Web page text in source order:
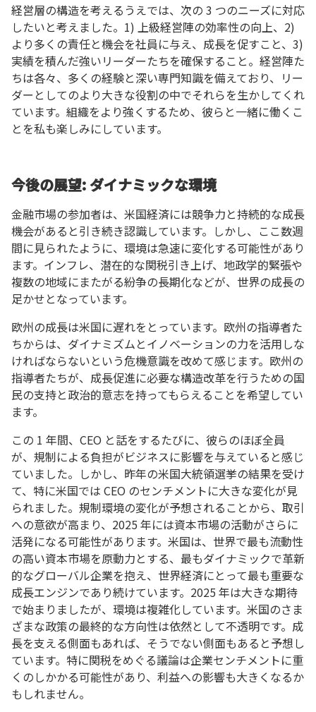
経営層の構造を考えるうえでは、次の 3 つのニーズに対応
したいと考えました。1) 上級経営陣の効率性の向上、2)
より多くの責任と機会を社員に与え、成長を促すこと、3)
実績を積んだ強いリーダーたちを確保すること。経営陣た
ちは各々、多くの経験と深い専門知識を備えており、リー
ダーとしてのより大きな役割の中でそれらを生かしてくれ
ています。組織をより強くするため、彼らと一緒に働くこ
とを私も楽しみにしています。
今後の展望: ダイナミックな環境
金融市場の参加者は、米国経済には競争力と持続的な成長
機会があると引き続き認識しています。しかし、ここ数週
間に見られたように、環境は急速に変化する可能性があり
ます。インフレ、潜在的な関税引き上げ、地政学的緊張や
複数の地域にまたがる紛争の長期化などが、世界の成長の
足かせとなっています。
欧州の成長は米国に遅れをとっています。欧州の指導者た
ちからは、ダイナミズムとイノベーションの力を活用しな
ければならないという危機意識を改めて感じます。欧州の
指導者たちが、成長促進に必要な構造改革を行うための国
民の支持と政治的意志を持ってもらえることを希望してい
ます。
この 1 年間、CEO と話をするたびに、彼らのほぼ全員
が、規制による負担がビジネスに影響を与えていると感じ
ていました。しかし、昨年の米国大統領選挙の結果を受け
て、特に米国では CEO のセンチメントに大きな変化が見
られました。規制環境の変化が予想されることから、取引
への意欲が高まり、2025 年には資本市場の活動がさらに
活発になる可能性があります。米国は、世界で最も流動性
の高い資本市場を原動力とする、最もダイナミックで革新
的なグローバル企業を抱え、世界経済にとって最も重要な
成長エンジンであり続けています。2025 年は大きな期待
で始まりましたが、環境は複雑化しています。米国のさま
ざまな政策の最終的な方向性は依然として不透明です。成
長を支える側面もあれば、そうでない側面もあると予想し
ています。特に関税をめぐる議論は企業センチメントに重
くのしかかる可能性があり、利益への影響も大きくなるか
もしれません。